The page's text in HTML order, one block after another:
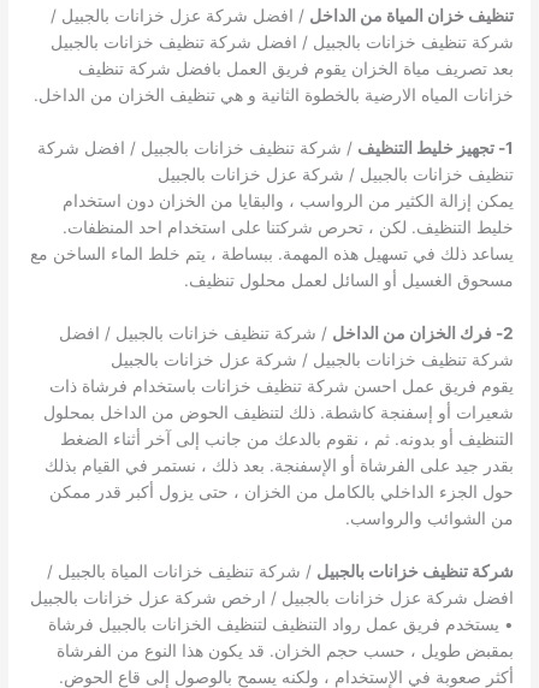
تنظيف خزان المياة من الداخل / افضل شركة عزل خزانات بالجبيل /
شركة تنظيف خزانات بالجبيل / افضل شركة تنظيف خزانات بالجبيل
بعد تصريف مياة الخزان يقوم فريق العمل بافضل شركة تنظيف
خزانات المياه الارضية بالخطوة الثانية و هي تنظيف الخزان من الداخل.
1- تجهيز خليط التنظيف
/ شركة تنظيف خزانات بالجبيل / افضل شركة
تنظيف خزانات بالجبيل / شركة عزل خزانات بالجبيل
يمكن إزالة الكثير من الرواسب ، والبقايا من الخزان دون استخدام
خليط التنظيف. لكن ، تحرص شركتنا على استخدام احد المنظفات.
يساعد ذلك في تسهيل هذه المهمة. ببساطة ، يتم خلط الماء الساخن مع
مسحوق الغسيل أو السائل لعمل محلول تنظيف.
2- فرك الخزان من الداخل
/ شركة تنظيف خزانات بالجبيل / افضل
شركة تنظيف خزانات بالجبيل / شركة عزل خزانات بالجبيل
يقوم فريق عمل احسن شركة تنظيف خزانات باستخدام فرشاة ذات
شعيرات أو إسفنجة كاشطة. ذلك لتنظيف الحوض من الداخل بمحلول
التنظيف أو بدونه. ثم ، نقوم بالدعك من جانب إلى آخر أثناء الضغط
بقدر جيد على الفرشاة أو الإسفنجة. بعد ذلك ، نستمر في القيام بذلك
حول الجزء الداخلي بالكامل من الخزان ، حتى يزول أكبر قدر ممكن
من الشوائب والرواسب.
شركة تنظيف خزانات بالجبيل / شركة تنظيف خزانات المياة بالجبيل /
افضل شركة عزل خزانات بالجبيل / ارخص شركة عزل خزانات بالجبيل
• يستخدم فريق عمل رواد التنظيف لتنظيف الخزانات بالجبيل فرشاة
بمقبض طويل ، حسب حجم الخزان. قد يكون هذا النوع من الفرشاة
أكثر صعوبة في الإستخدام ، ولكنه يسمح بالوصول إلى قاع الحوض.